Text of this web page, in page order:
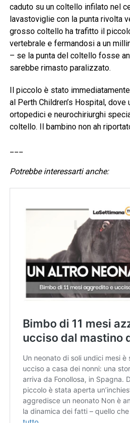
caduto su un coltello infilato nel
lavastoviglie con la punta rivolta
grosso coltello ha trafitto il
vertebrale e fermandosi a un
– se la punta del coltello fosse
sarebbe rimasto paralizzato.
Il piccolo è stato
al Perth Children’s Hospital, dove
ortopedici e neurochiriurghi
coltello. Il bambino non ah
Potrebbe interessarti anche: